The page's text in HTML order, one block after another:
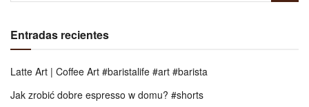
Entradas recientes
Latte Art | Coffee Art #baristalife #art #barista
Jak zrobić dobre espresso w domu? #shorts